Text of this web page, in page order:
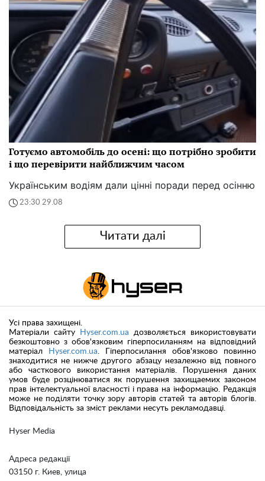
Готуємо автомобіль до осені: що потрібно зробити
і що перевірити найближчим часом
Українським водіям дали цінні поради перед осінню
23:30 29.08
Читати далі
Hyser Media
Адреса редакції
03150 г. Киев, улица
Усі права захищені.
Матеріали сайту
Hyser.com.ua дозволяється використовувати
безкоштовно з обов'язковим гіперпосиланням на відповідний
матеріал
Hyser.com.ua . Гіперпосилання обов'язково повинно
знаходитися не нижче другого абзацу незалежно від повного
або часткового використання матеріалів. Порушення даних
умов буде розцінюватися як порушення захищаемих законом
прав інтелектуальної власності і права на інформацію. Редакція
може не поділяти точку зору авторів статей та авторів блогів.
Відповідальність за зміст реклами несуть рекламодавці.